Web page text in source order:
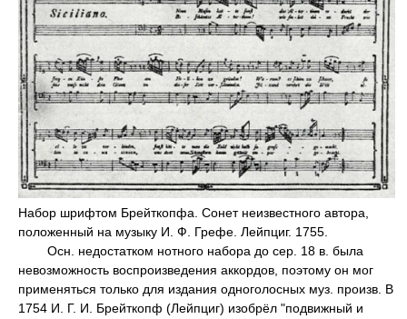
Набор шрифтом Брейткопфа. Сонет неизвестного автора,
положенный на музыку И. Ф. Грефе. Лейпциг. 1755.
Осн. недостатком нотного набора до сер. 18 в. была
невозможность воспроизведения аккордов, поэтому он мог
применяться только для издания одноголосных муз. произв. В
1754 И. Г. И. Брейткопф (Лейпциг) изобрёл "подвижный и